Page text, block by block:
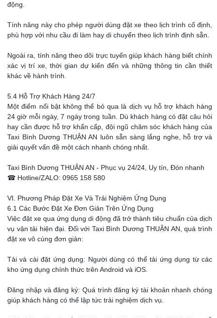
động.
Tính năng này cho phép người dùng đặt xe theo lịch trình cố định,
phù hợp với nhu cầu đi làm hay di chuyển theo lịch trình định sẵn.
Ngoài ra, tính năng theo dõi trực tuyến giúp khách hàng biết chính
xác vị trí xe, thời gian dự kiến đến và những thông tin cần thiết
khác về hành trình.
5.4 Hỗ Trợ Khách Hàng 24/7
Một điểm nổi bật không thể bỏ qua là dịch vụ hỗ trợ khách hàng
24 giờ mỗi ngày, 7 ngày trong tuần. Dù khách hàng có đặt câu hỏi
hay cần được hỗ trợ khẩn cấp, đội ngũ chăm sóc khách hàng của
Taxi Bình Dương THUẬN AN luôn sẵn sàng lắng nghe, hỗ trợ và
giải quyết vấn đề một cách nhanh chóng nhất.
Taxi Bình Dương THUẬN AN - Phục vụ 24/24, Uy tín, Đón nhanh
☎ Hotline/ZALO: 0965 158 580
VI. Phương Pháp Đặt Xe Và Trải Nghiệm Ứng Dụng
6.1 Các Bước Đặt Xe Đơn Giản Trên Ứng Dụng
Việc đặt xe qua ứng dụng di động đã trở thành tiêu chuẩn của dịch
vụ vận tải hiện đại. Đối với Taxi Bình Dương THUẬN AN, quá trình
đặt xe vô cùng đơn giản:
Tải và cài đặt ứng dụng: Người dùng có thể tải ứng dụng từ các
kho ứng dụng chính thức trên Android và iOS.
Đăng nhập và đăng ký: Quá trình đăng ký tài khoản nhanh chóng
giúp khách hàng có thể lập tức trải nghiệm dịch vụ.